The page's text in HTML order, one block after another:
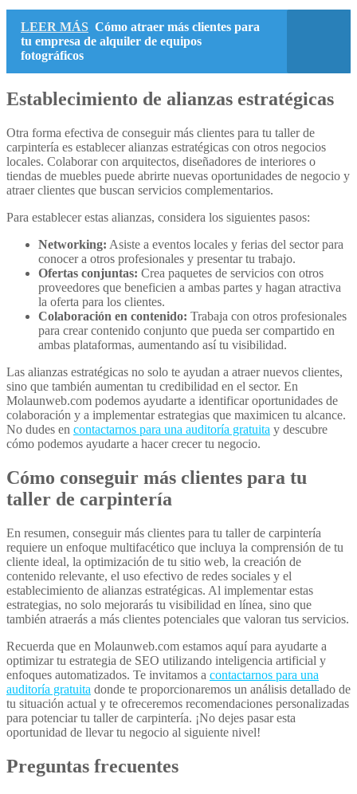
LEER MÁS Cómo atraer más clientes para
tu empresa de alquiler de equipos
fotográficos
Establecimiento de alianzas estratégicas
Otra forma efectiva de conseguir más clientes para tu taller de
carpintería es establecer alianzas estratégicas con otros negocios
locales. Colaborar con arquitectos, diseñadores de interiores o
tiendas de muebles puede abrirte nuevas oportunidades de negocio y
atraer clientes que buscan servicios complementarios.
Para establecer estas alianzas, considera los siguientes pasos:
Networking: Asiste a eventos locales y ferias del sector para
conocer a otros profesionales y presentar tu trabajo.
Ofertas conjuntas: Crea paquetes de servicios con otros
proveedores que beneficien a ambas partes y hagan atractiva
la oferta para los clientes.
Colaboración en contenido: Trabaja con otros profesionales
para crear contenido conjunto que pueda ser compartido en
ambas plataformas, aumentando así tu visibilidad.
Las alianzas estratégicas no solo te ayudan a atraer nuevos clientes,
sino que también aumentan tu credibilidad en el sector. En
Molaunweb.com podemos ayudarte a identificar oportunidades de
colaboración y a implementar estrategias que maximicen tu alcance.
No dudes en contactarnos para una auditoría gratuita y descubre
cómo podemos ayudarte a hacer crecer tu negocio.
Cómo conseguir más clientes para tu
taller de carpintería
En resumen, conseguir más clientes para tu taller de carpintería
requiere un enfoque multifacético que incluya la comprensión de tu
cliente ideal, la optimización de tu sitio web, la creación de
contenido relevante, el uso efectivo de redes sociales y el
establecimiento de alianzas estratégicas. Al implementar estas
estrategias, no solo mejorarás tu visibilidad en línea, sino que
también atraerás a más clientes potenciales que valoran tus servicios.
Recuerda que en Molaunweb.com estamos aquí para ayudarte a
optimizar tu estrategia de SEO utilizando inteligencia artificial y
enfoques automatizados. Te invitamos a contactarnos para una
auditoría gratuita donde te proporcionaremos un análisis detallado de
tu situación actual y te ofreceremos recomendaciones personalizadas
para potenciar tu taller de carpintería. ¡No dejes pasar esta
oportunidad de llevar tu negocio al siguiente nivel!
Preguntas frecuentes